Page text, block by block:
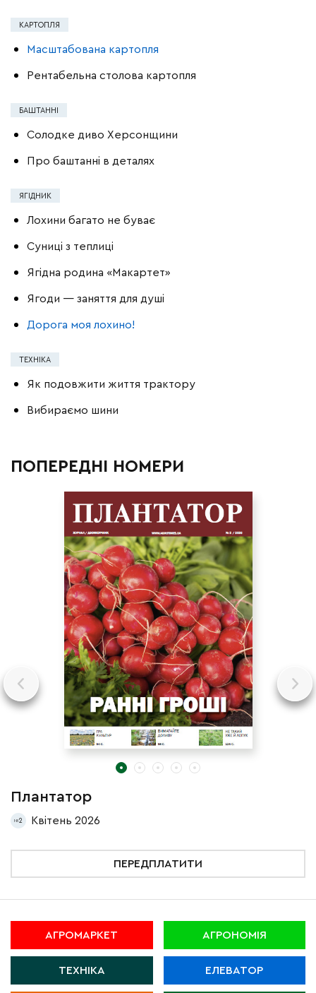
КАРТОПЛЯ
Масштабована картопля
Рентабельна столова картопля
БАШТАННІ
Солодке диво Херсонщини
Про баштанні в деталях
ЯГІДНИК
Лохини багато не буває
Суниці з теплиці
Ягідна родина «Макартет»
Ягоди — заняття для душі
Дорога моя лохино!
ТЕХНІКА
Як подовжити життя трактору
Вибираємо шини
ПОПЕРЕДНІ НОМЕРИ
Плантатор
2 Квітень 2026
ПЕРЕДПЛАТИТИ
АГРОМАРКЕТ АГРОНОМІЯ
ТЕХНІКА ЕЛЕВАТОР